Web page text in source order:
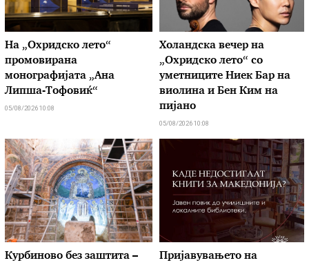
На „Охридско лето“
промовирана
монографијата „Ана
Липша-Тофовиќ“
05/08/2026 10:08
Холандска вечер на
„Охридско лето“ со
уметниците Ниек Бар на
виолина и Бен Ким на
пијано
05/08/2026 10:08
Курбиново без заштита –
Пријавувањето на